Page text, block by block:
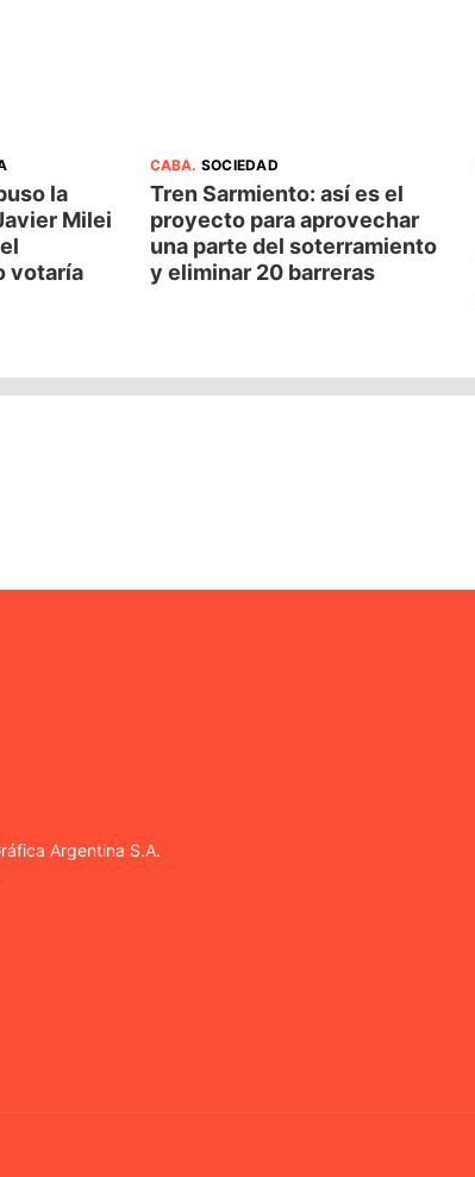
la
Milei
votaría
CABA. SOCIEDAD
Tren Sarmiento: así es el
proyecto para aprovechar
una parte del soterramiento
y eliminar 20 barreras
Argentina S.A.